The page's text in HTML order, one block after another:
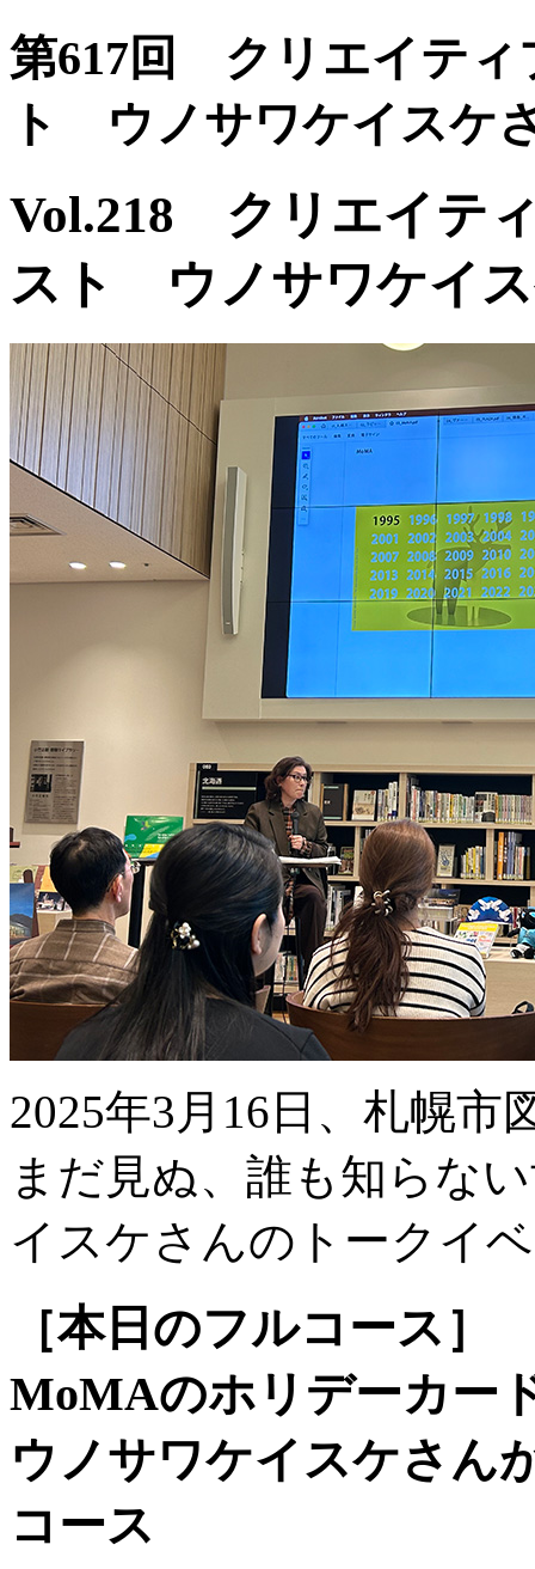
第617回 クリエイティ
ト ウノサワケイスケ
Vol.218 クリエイテ
スト ウノサワケイ
2025年3月16日、札幌
まだ見ぬ、誰も知らな
イスケさんのトークイ
［本日のフルコース］
MoMAのホリデーカー
ウノサワケイスケさん
コース